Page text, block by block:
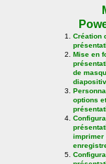
Création
Mise en
de
options
imprimer